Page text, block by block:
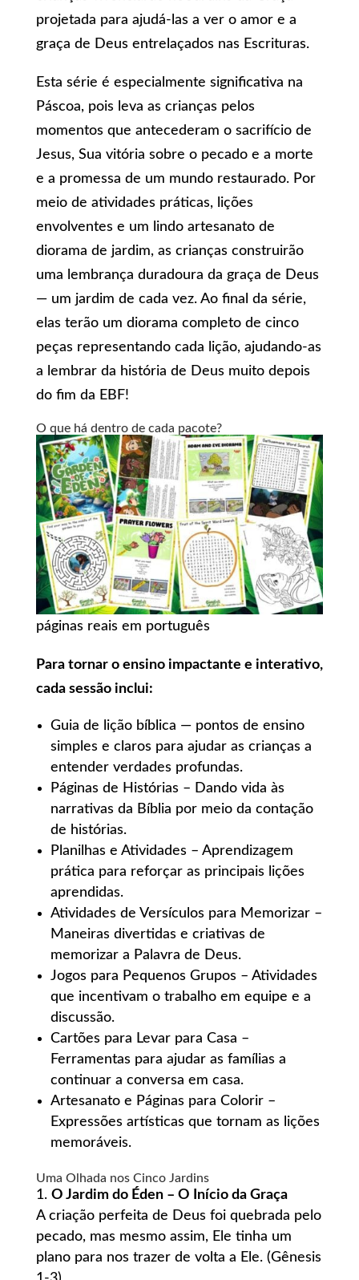
projetada para ajudá-las a ver o amor e a
graça de Deus entrelaçados nas Escrituras.
Esta série é especialmente significativa na
Páscoa, pois leva as crianças pelos
momentos que antecederam o sacrifício de
Jesus, Sua vitória sobre o pecado e a morte
e a promessa de um mundo restaurado. Por
meio de atividades práticas, lições
envolventes e um lindo artesanato de
diorama de jardim, as crianças construirão
uma lembrança duradoura da graça de Deus
— um jardim de cada vez. Ao final da série,
elas terão um diorama completo de cinco
peças representando cada lição, ajudando-as
a lembrar da história de Deus muito depois
do fim da EBF!
O que há dentro de cada pacote?
páginas reais em português
Para tornar o ensino impactante e interativo,
cada sessão inclui:
Guia de lição bíblica — pontos de ensino
simples e claros para ajudar as crianças a
entender verdades profundas.
Páginas de Histórias – Dando vida às
narrativas da Bíblia por meio da contação
de histórias.
Planilhas e Atividades – Aprendizagem
prática para reforçar as principais lições
aprendidas.
Atividades de Versículos para Memorizar –
Maneiras divertidas e criativas de
memorizar a Palavra de Deus.
Jogos para Pequenos Grupos – Atividades
que incentivam o trabalho em equipe e a
discussão.
Cartões para Levar para Casa –
Ferramentas para ajudar as famílias a
continuar a conversa em casa.
Artesanato e Páginas para Colorir –
Expressões artísticas que tornam as lições
memoráveis.
Uma Olhada nos Cinco Jardins
O Jardim do Éden – O Início da Graça
A criação perfeita de Deus foi quebrada pelo
pecado, mas mesmo assim, Ele tinha um
plano para nos trazer de volta a Ele. (Gênesis